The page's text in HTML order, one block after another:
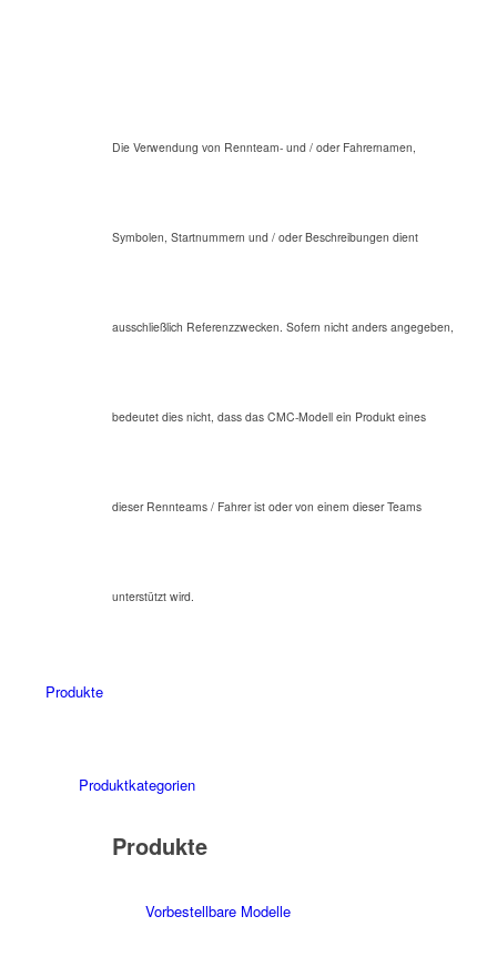
Die Verwendung von Rennteam- und / oder Fahrernamen,
Symbolen, Startnummern und / oder Beschreibungen dient
ausschließlich Referenzzwecken. Sofern nicht anders angegeben,
bedeutet dies nicht, dass das CMC-Modell ein Produkt eines
dieser Rennteams / Fahrer ist oder von einem dieser Teams
unterstützt wird.
Produkte
Produktkategorien
Produkte
Vorbestellbare Modelle